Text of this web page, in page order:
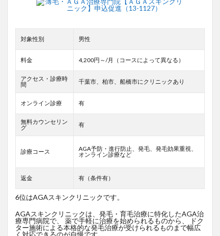
対象性別 男性
料金 4,200円～/月（コースによって異なる）
アクセス・診療時
間
千葉市、柏市、船橋市にクリニックあり
オンライン診療 有
無料カウンセリン
グ
有
診療コース
AGA予防・進行防止、発毛、発毛効果重視、
オンライン診療など
返金 有（条件有）
6位はAGAスキンクリニックです。
AGAスキンクリニックは、発毛・育毛治療に特化したAGA治
療専門病院で、 薬で手軽に治療を始められるものから、 ドク
ター施術による本格的な発毛治療が受けられるものまで幅広
く対応できるのが自慢です。